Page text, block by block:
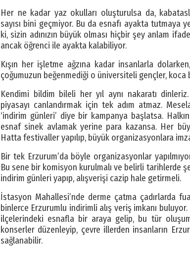
Her ne kadar yaz okulları oluşturulsa da,
sayısı bini geçmiyor. Bu da esnafı ayakta tutmaya
ki, sizin adınızın büyük olması hiçbir şey anlam
ancak öğrenci ile ayakta kalabiliyor.
Kışın her işletme ağzına kadar insanlarla
çoğumuzun beğenmediği o üniversiteli gençler,
Kendimi bildim bileli her yıl aynı nakaratı
piyasayı canlandırmak için tek adım atmaz.
‘indirim günleri’ diye bir kampanya başlatsa.
esnaf sinek avlamak yerine para kazansa. Her
Hatta festivaller yapılıp, büyük organizasyonlara
Bir tek Erzurum’da böyle organizasyonlar
Bu sene bir komisyon kurulmalı ve belirli tarihlerde
indirim günleri yapıp, alışverişi cazip hale getirmeli.
İstasyon Mahallesi’nde derme çatma çadırlarda
binlerce Erzurumlu indirimli alış veriş imkanı
ilçelerindeki esnafla bir araya gelip, bu tür
konserler düzenleyip, çevre illerden insanların
sağlanabilir.